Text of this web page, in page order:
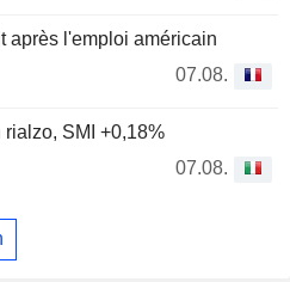
après l'emploi américain
07.08.
SMI +0,18%
07.08.